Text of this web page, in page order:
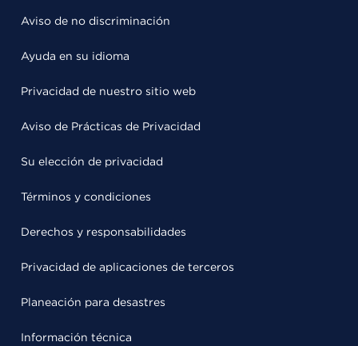
Aviso de no discriminación
Ayuda en su idioma
Privacidad de nuestro sitio web
Aviso de Prácticas de Privacidad
Su elección de privacidad
Términos y condiciones
Derechos y responsabilidades
Privacidad de aplicaciones de terceros
Planeación para desastres
Información técnica